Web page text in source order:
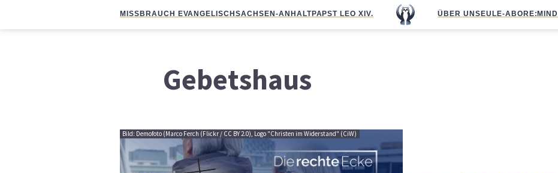
MISSBRAUCH EVANGELISCHSACHSEN-ANHALTPAPST LEO XIV. ÜBER UNS EULE-ABO RE:MIND
Gebetshaus
Bild: Demofoto (Marco Ferch (Flickr / CC BY 2.0), Logo "Christen im Widerstand" (CiW)